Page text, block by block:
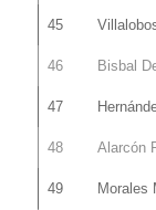
45
46 Bisbal
47
48 Alarcón
49 Morales